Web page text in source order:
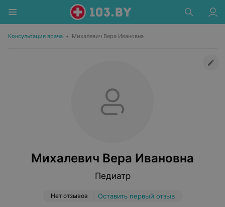
Консультация врача • Михалевич Вера Ивановна
Михалевич Вера Ивановна
Педиатр
Нет отзывов Оставить первый отзыв